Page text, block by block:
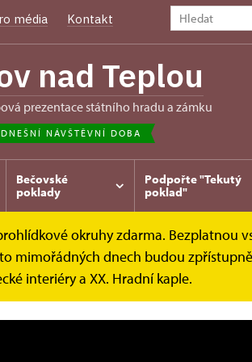
média Kontakt
nad Teplou
prezentace státního hradu a zámku
DNEŠNÍ NÁVŠTĚVNÍ DOBA
Bečovské
poklady
Podpořte "Tekutý
poklad"
okruhy zdarma. Bezplatnou
mimořádných dnech budou
interiéry a XX. Hradní kaple.
a zámku